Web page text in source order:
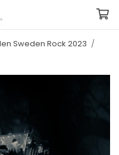
Sweden Rock 2023 /